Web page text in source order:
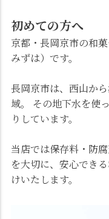
初めての方へ
京都・長岡京市の和
みずは）です。
長岡京市は、西山か
域。 その地下水を使
りしています。
当店では保存料・防
を大切に、安心でき
けいたします。